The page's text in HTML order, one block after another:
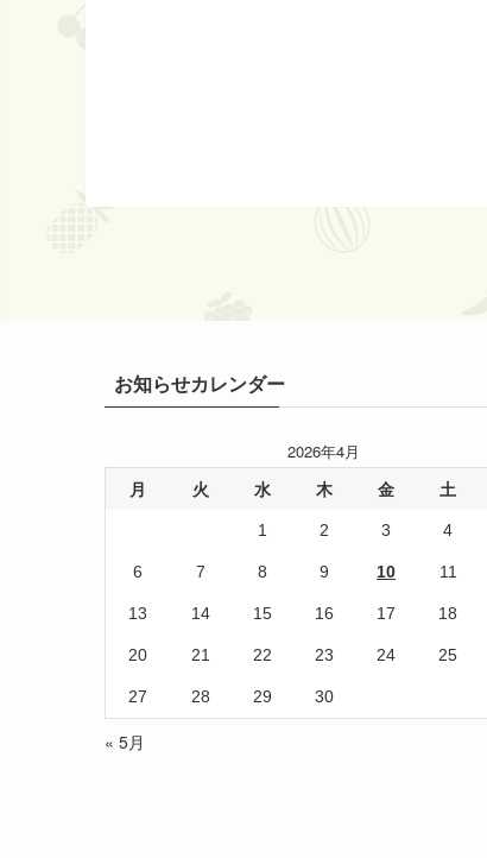
お知らせカレンダー
2026年4月
月 火 水 木 金 土
1 2 3 4
6 7 8 9 10 11
13 14 15 16 17 18
20 21 22 23 24 25
27 28 29 30
« 5月